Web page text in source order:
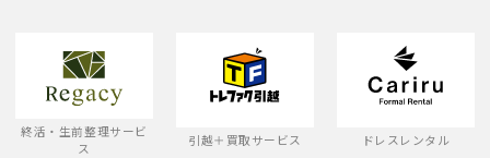
終活・生前整理サービ
ス
引越＋買取サービス ドレスレンタル